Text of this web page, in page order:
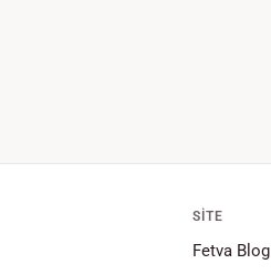
SITE
Fetva Blog